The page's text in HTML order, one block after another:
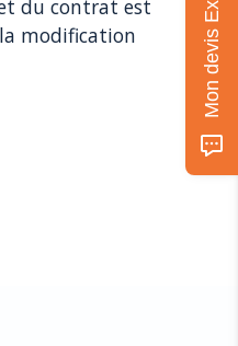
du contrat est
modification
Mon devis Express